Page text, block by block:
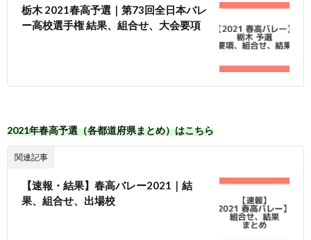
栃木 2021春高予選｜第73回全日本バレ
ー高校選手権 結果、組合せ、大会要項
2021年春高予選（各都道府県まとめ）はこちら
関連記事
【速報・結果】春高バレー2021｜結
果、組合せ、出場校